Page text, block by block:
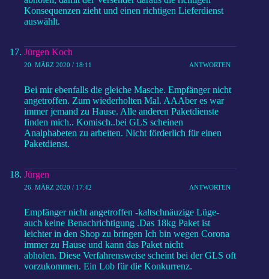
Konsequenzen zieht und einen richtigen Lieferdienst
auswählt.
Jürgen Koch
20. MÄRZ 2020 / 18:11 ANTWORTEN
Bei mir ebenfalls die gleiche Masche. Empfänger nicht
angetroffen. Zum wiederholten Mal. AAAber es war
immer jemand zu Hause. Alle anderen Paketdienste
finden mich.. Komisch..bei GLS scheinen
Analphabeten zu arbeiten. Nicht förderlich für einen
Paketdienst.
Jürgen
26. MÄRZ 2020 / 17:42 ANTWORTEN
Empfänger nicht angetroffen -kaltschnäuzige Lüge-
auch keine Benachrichtigung .Das 18kg Paket ist
leichter in den Shop zu bringen Ich bin wegen Corona
immer zu Hause und kann das Paket nicht
abholen. Diese Verfahrensweise scheint bei der GLS oft
vorzukommen. Ein Lob für die Konkurrenz.